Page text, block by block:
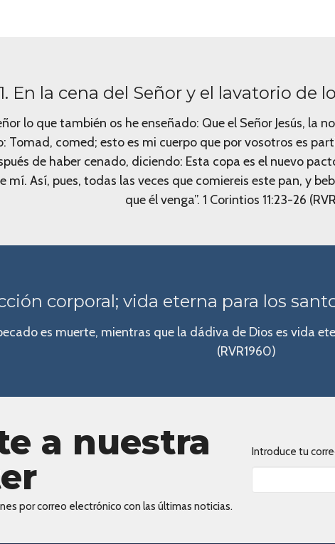
En la cena del Señor y el lavatorio de
lo que también os he enseñado: Que el Señor Jesús,
Tomad, comed; esto es mi cuerpo que por vosotros es
de haber cenado, diciendo: Esta copa es el nuevo
mí. Así, pues, todas las veces que comiereis este pan, y
que él venga”. 1 Corintios 11:23-26
corporal; vida eterna para los
es muerte, mientras que la dádiva de Dios es vida
(RVR1960)
a nuestra
por correo electrónico con las últimas noticias.
Introduce tu